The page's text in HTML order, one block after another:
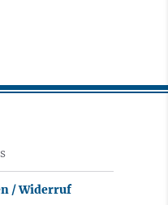
/ Widerruf